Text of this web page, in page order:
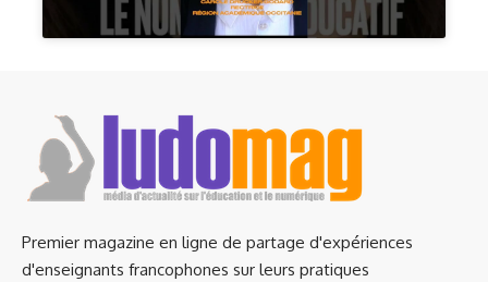
Premier magazine en ligne de partage d'expériences
d'enseignants francophones sur leurs pratiques